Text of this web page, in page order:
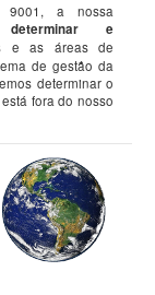
9001, a nossa
determinar e
e as áreas de
de gestão da
determinar o
fora do nosso